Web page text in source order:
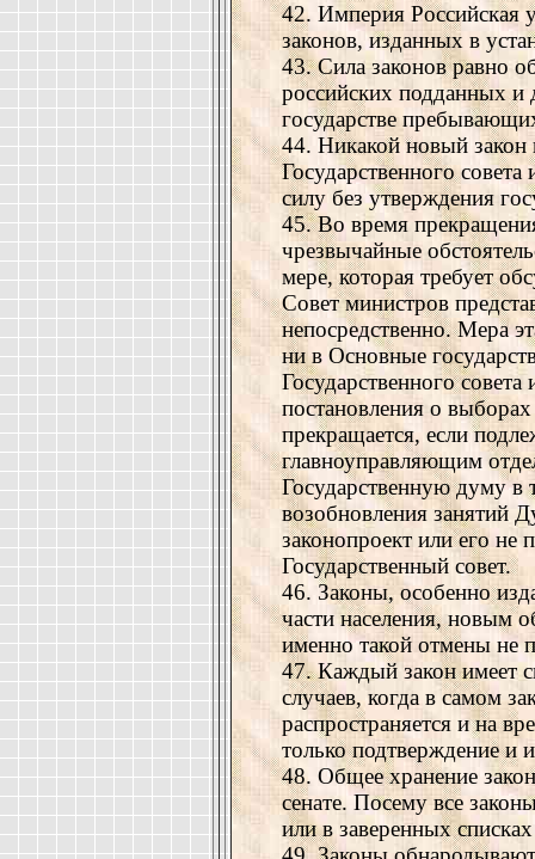
42. Империя Российская
законов, изданных в
43. Сила законов равно
российских подданных и
государстве
44. Никакой новый закон
Государственного
силу без утверждения
45. Во время
чрезвычайные
мере, которая требует
Совет министров
непосредственно. Мера
ни в Основные
Государственного
постановления о
прекращается, если
главноуправляющим
Государственную думу в
возобновления занятий
законопроект или его не
Государственный совет.
46. Законы, особенно
части населения, новым
именно такой отмены не
47. Каждый закон имеет
случаев, когда в самом
распространяется и на
только подтверждение и
48. Общее хранение
сенате. Посему все
или в заверенных